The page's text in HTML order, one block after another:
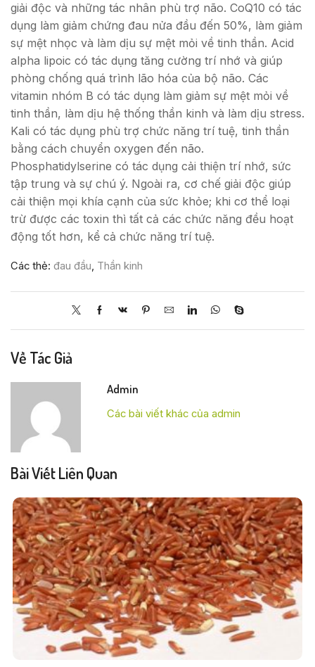
giải độc và những tác nhân phù trợ não. CoQ10 có tác
dụng làm giảm chứng đau nửa đầu đến 50%, làm giảm
sự mệt nhọc và làm dịu sự mệt mỏi về tinh thần. Acid
alpha lipoic có tác dụng tăng cường trí nhớ và giúp
phòng chống quá trình lão hóa của bộ não. Các
vitamin nhóm B có tác dụng làm giảm sự mệt mỏi về
tinh thần, làm dịu hệ thống thần kinh và làm dịu stress.
Kali có tác dụng phù trợ chức năng trí tuệ, tinh thần
bằng cách chuyển oxygen đến não.
Phosphatidylserine có tác dụng cải thiện trí nhớ, sức
tập trung và sự chú ý. Ngoài ra, cơ chế giải độc giúp
cải thiện mọi khía cạnh của sức khỏe; khi cơ thể loại
trừ được các toxin thì tất cả các chức năng đều hoạt
động tốt hơn, kể cả chức năng trí tuệ.
Các thẻ: đau đầu, Thần kinh
Về Tác Giả
Admin
Các bài viết khác của admin
Bài Viết Liên Quan